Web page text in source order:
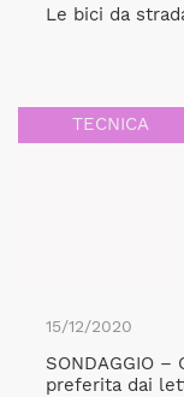
Le bici da
TECNICA
15/12/2020
SONDAGGIO
preferita dai